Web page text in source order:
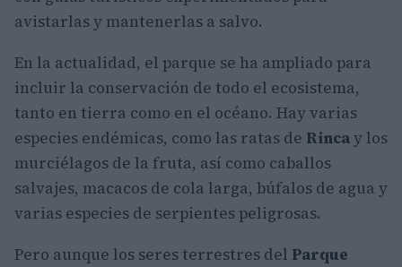
avistarlas y mantenerlas a salvo.
En la actualidad, el parque se ha ampliado para
incluir la conservación de todo el ecosistema,
tanto en tierra como en el océano. Hay varias
especies endémicas, como las ratas de Rincay los
murciélagos de la fruta, así como caballos
salvajes, macacos de cola larga, búfalos de agua y
varias especies de serpientes peligrosas.
Pero aunque los seres terrestres del Parque